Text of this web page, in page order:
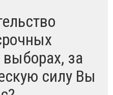
за
силу Вы